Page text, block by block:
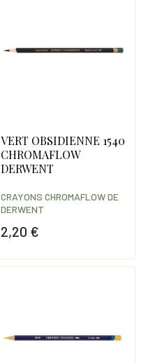
VERT OBSIDIENNE 1540
CHROMAFLOW
DERWENT
2,20 €
CRAYONS CHROMAFLOW DE
DERWENT